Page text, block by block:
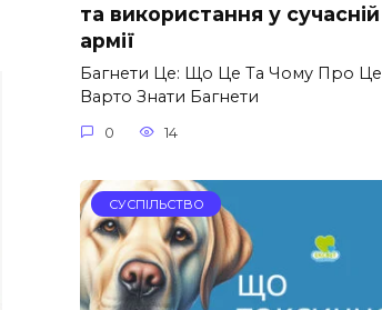
та використання у сучасній
армії
Багнети Це: Що Це Та Чому Про Це
Варто Знати Багнети
0 14
СУСПІЛЬСТВО